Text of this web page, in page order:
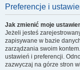
Preferencje i
Jak zmienić moje
Jeżeli jesteś
zapisywane w bazie
zarządzania swoim
ustawień i preferencji.
zazwyczaj na górze stron